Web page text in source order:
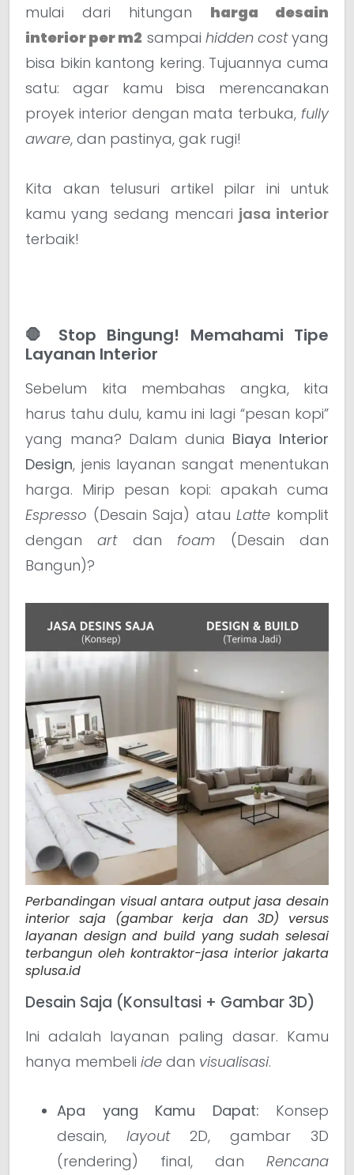
mulai dari hitungan harga desain
interior per m2 sampai hidden costyang
bisa bikin kantong kering. Tujuannya cuma
satu: agar kamu bisa merencanakan
proyek interior dengan mata terbuka, fully
aware, dan pastinya, gak rugi!
Kita akan telusuri artikel pilar ini untuk
kamu yang sedang mencari jasa interior
terbaik!
🛑 Stop Bingung! Memahami Tipe
Layanan Interior
Sebelum kita membahas angka, kita
harus tahu dulu, kamu ini lagi “pesan kopi”
yang mana? Dalam dunia Biaya Interior
Design, jenis layanan sangat menentukan
harga. Mirip pesan kopi: apakah cuma
Espresso (Desain Saja) atauLatte komplit
denganartdan foam (Desain dan
Bangun)?
Perbandingan visual antara output jasa desain
interior saja (gambar kerja dan 3D) versus
layanan design and build yang sudah selesai
terbangun oleh kontraktor-jasa interior jakarta
splusa.id
Desain Saja (Konsultasi + Gambar 3D)
Ini adalah layanan paling dasar. Kamu
hanya membeli ide dan visualisasi.
Apa yang Kamu Dapat: Konsep
desain, layout2D, gambar 3D
(rendering) final, dan Rencana